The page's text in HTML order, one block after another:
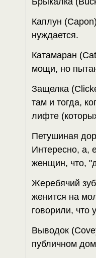
Каплун
нуждается.
Катамаран
мощи, но
Защелка
там и тогда,
лифте
Петушиная
Интересно, а,
женщин, что,
Жеребячий
женится на
говорили, что
Выводок
публичном